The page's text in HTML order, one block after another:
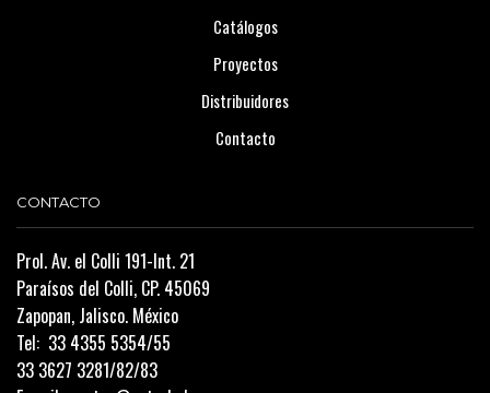
Catálogos
Proyectos
Distribuidores
Contacto
CONTACTO
Prol. Av. el Colli 191-Int. 21
Paraísos del Colli, CP. 45069
Zapopan, Jalisco. México
Tel: 33 4355 5354/55
33 3627 3281/82/83